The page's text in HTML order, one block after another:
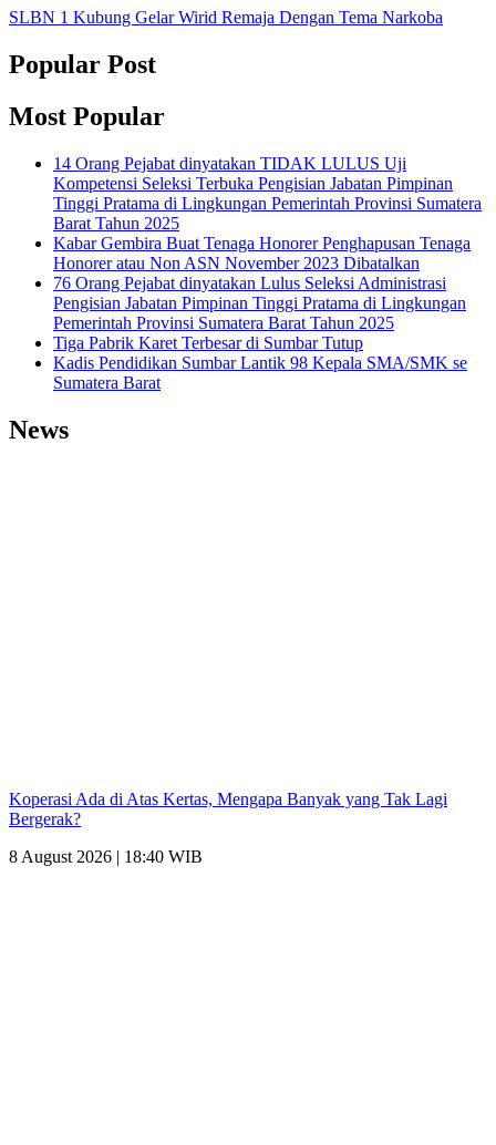
SLBN 1 Kubung Gelar Wirid Remaja Dengan Tema Narkoba
Popular Post
Most Popular
14 Orang Pejabat dinyatakan TIDAK LULUS Uji
Kompetensi Seleksi Terbuka Pengisian Jabatan Pimpinan
Tinggi Pratama di Lingkungan Pemerintah Provinsi Sumatera
Barat Tahun 2025
Kabar Gembira Buat Tenaga Honorer Penghapusan Tenaga
Honorer atau Non ASN November 2023 Dibatalkan
76 Orang Pejabat dinyatakan Lulus Seleksi Administrasi
Pengisian Jabatan Pimpinan Tinggi Pratama di Lingkungan
Pemerintah Provinsi Sumatera Barat Tahun 2025
Tiga Pabrik Karet Terbesar di Sumbar Tutup
Kadis Pendidikan Sumbar Lantik 98 Kepala SMA/SMK se
Sumatera Barat
News
Koperasi Ada di Atas Kertas, Mengapa Banyak yang Tak Lagi
Bergerak?
8 August 2026 | 18:40 WIB